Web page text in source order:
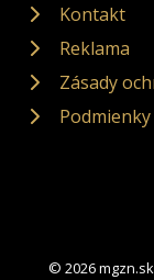
Kontakt
Reklama
Zásady
© 2026